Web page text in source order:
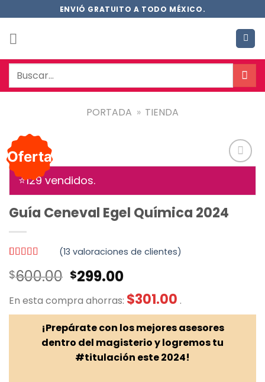
al
contenido
ENVIÓ GRATUITO A TODO MÉXICO.
Buscar
PORTADA » TIENDA
Oferta
lista de
deseos
⭐129vendidos.
Guía Ceneval Egel Química 2024
con5.00de
5 en base a
de clientes
(13 valoraciones de clientes)
$600.00 El
original
era:
$600.00.
$299.00El
precio
actual
es:
$299.00.
En esta compra ahorras: $301.00 .
¡Prepárate con los mejores asesores
dentro del magisterio y logremos tu
#titulación este 2024!